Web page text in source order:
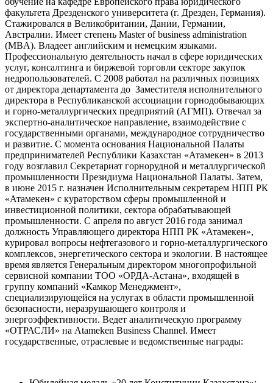
факультета Дрезденского университета (г. Дрезден, Германия).
Стажировался в Великобритании, Дании, Германии,
Австралии. Имеет степень Master of business administration
(MBA). Владеет английским и немецким языками.
Профессиональную деятельность начал в сфере юридических
услуг, консалтинга и биржевой торговли секторе закупок
недропользователей. С 2008 работал на различных позициях
от директора департамента до Заместителя исполнительного
директора в Республиканской ассоциации горнодобывающих
и горно-металлургических предприятий (АГМП). Отвечал за
экспертно-аналитическое направление, взаимодействие с
государственными органами, международное сотрудничество
и развитие. С момента основания Национальной Палаты
предпринимателей Республики Казахстан «Атамекен» в 2013
году возглавил Секретариат горнорудной и металлургической
промышленности Президиума Национальной Палаты. Затем,
в июне 2015 г. назначен Исполнительным секретарем НПП РК
«Атамекен» с кураторством сферы промышленной и
инвестиционной политики, сектора обрабатывающей
промышленности. С апреля по август 2016 года занимал
должность Управляющего директора НПП РК «Атамекен»,
курировал вопросы нефтегазового и горно-металлургического
комплексов, энергетического сектора и экологии. В настоящее
время является Генеральным директором многопрофильной
сервисной компании ТОО «ОРДА-Астана», входящей в
группу компаний «Камкор Менеджмент»,
специализирующейся на услугах в области промышленной
безопасности, неразрушающего контроля и
энергоэффективности. Ведет аналитическую программу
«ОТРАСЛИ» на Atameken Business Channel. Имеет
государственные, отраслевые и ведомственные награды: